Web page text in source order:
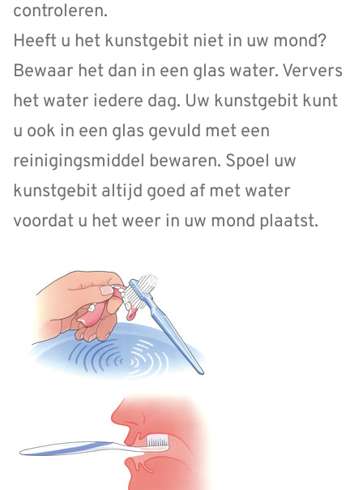
controleren.
Heeft u het kunstgebit niet in uw mond?
Bewaar het dan in een glas water. Ververs
het water iedere dag. Uw kunstgebit kunt
u ook in een glas gevuld met een
reinigingsmiddel bewaren. Spoel uw
kunstgebit altijd goed af met water
voordat u het weer in uw mond plaatst.